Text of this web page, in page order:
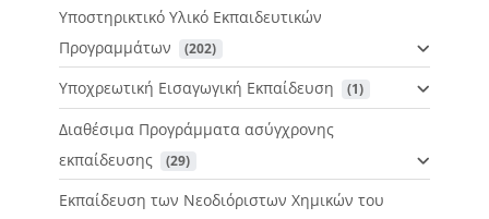
Υποστηρικτικό Υλικό Εκπαιδευτικών
Προγραμμάτων
(202)
Υποχρεωτική Εισαγωγική Εκπαίδευση (1)
Διαθέσιμα Προγράμματα ασύγχρονης
εκπαίδευσης
(29)
Εκπαίδευση των Νεοδιόριστων Χημικών του